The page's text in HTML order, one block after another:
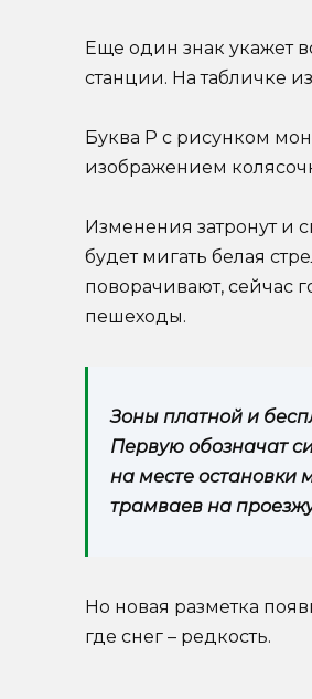
Еще один знак укажет
станции. На табличке
Буква P с рисунком
изображением
Изменения затронут и
будет мигать белая
поворачивают, сейчас
пешеходы.
Зоны платной и
Первую обозначат
на месте остановки
трамваев на
Но новая разметка
где снег – редкость.